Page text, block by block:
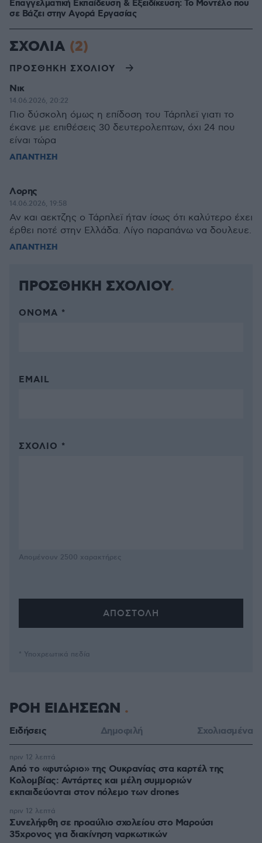
Επαγγελματική Εκπαίδευση & Εξειδίκευση: Το Mοντέλο που
σε Bάζει στην Aγορά Eργασίας
ΣΧΟΛΙΑ (2)
ΠΡΟΣΘΗΚΗ ΣΧΟΛΙΟΥ
Νικ
14.06.2026, 20:22
Πιο δύσκολη όμως η επίδοση του Τάρπλεϊ γιατι το
έκανε με επιθέσεις 30 δευτερολεπτων, όχι 24 που
είναι τώρα
ΑΠΑΝΤΗΣΗ
Λορης
14.06.2026, 19:58
Αν και αεκτζης ο Τάρπλεϊ ήταν ίσως ότι καλύτερο έχει
έρθει ποτέ στην Ελλάδα. Λίγο παραπάνω να δουλευε.
ΑΠΑΝΤΗΣΗ
ΠΡΟΣΘΗΚΗ ΣΧΟΛΙΟΥ
ΌΝΟΜΑ *
EMAIL
ΣΧΌΛΙΟ *
Απομένουν 2500 χαρακτήρες
* Υποχρεωτικά πεδία
ΡΟΗ ΕΙΔΗΣΕΩΝ
Ειδήσεις Δημοφιλή Σχολιασμένα
Από το «φυτώριο» της Ουκρανίας στα καρτέλ της
Κολομβίας: Αντάρτες και μέλη συμμοριών
εκπαιδεύονται στον πόλεμο των drones
πριν 12 λεπτά
Συνελήφθη σε προαύλιο σχολείου στο Μαρούσι
35χρονος για διακίνηση ναρκωτικών
πριν 12 λεπτά